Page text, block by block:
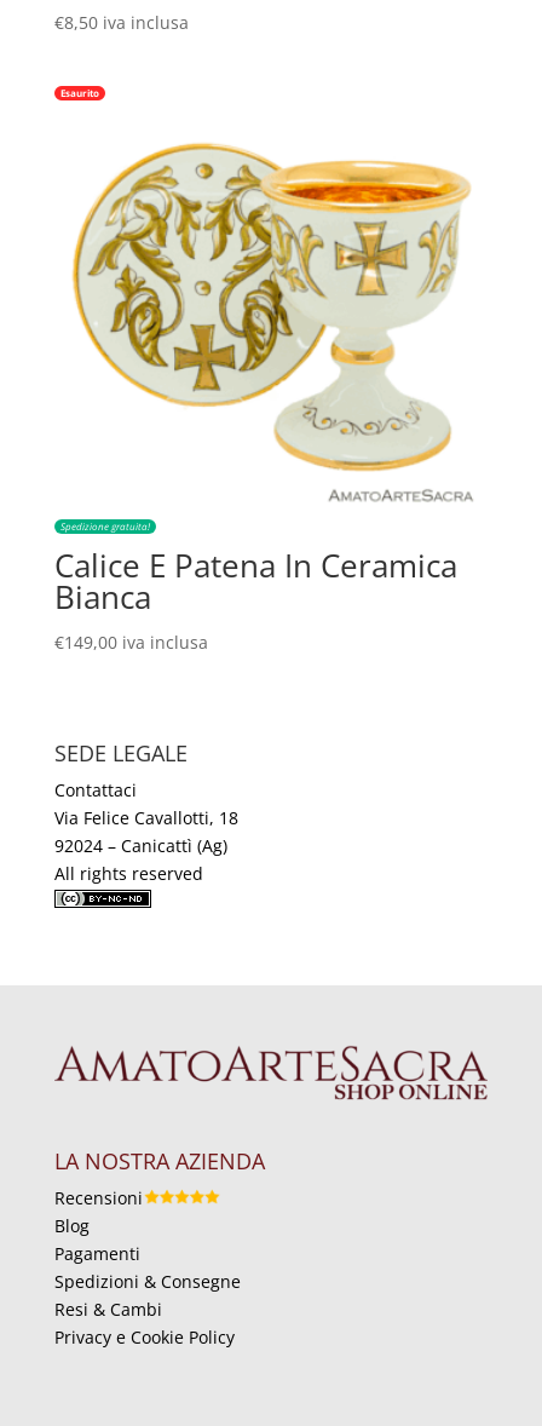
€8,50 iva inclusa
Esaurito
Spedizione gratuita!
Calice E Patena In Ceramica
Bianca
€149,00 iva inclusa
SEDE LEGALE
Contattaci
Via Felice Cavallotti, 18
92024 – Canicattì (Ag)
All rights reserved
LA NOSTRA AZIENDA
Recensioni
Blog
Pagamenti
Spedizioni & Consegne
Resi & Cambi
Privacy e Cookie Policy